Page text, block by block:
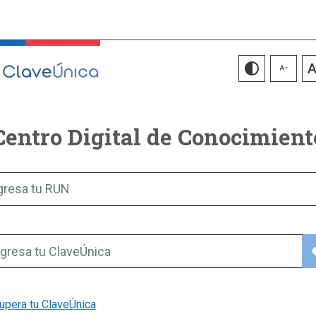
Digital de
tu RUN
tu ClaveÚnica
tu ClaveÚnica